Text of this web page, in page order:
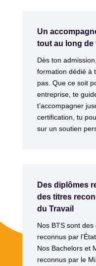
Un
tout au long
Dès ton
formation dédié à
pas. Que ce soit
entreprise, te
t’accompagner
certification, tu
sur un soutien
Des diplômes
des titres
du Travail
Nos BTS sont
reconnus par l’État.
Nos Bachelors et
reconnus par le